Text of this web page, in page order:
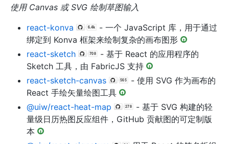
使用 Canvas 或 SVG 绘制草图输入
react-konva
- 一个 JavaScript 库，用于通过
绑定到 Konva 框架来绘制复杂的画布图形
react-sketch
- 基于 React 的应用程序的
Sketch 工具，由 FabricJS 支持
react-sketch-canvas
- 使用 SVG 作为画布的
React 手绘矢量绘图工具
@uiw/react-heat-map
- 基于 SVG 构建的轻
量级日历热图反应组件，GitHub 贡献图的可定制版
本